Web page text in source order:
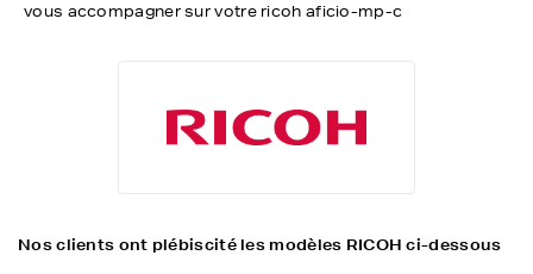
vous accompagner sur votre ricoh aficio-mp-c
Nos clients ont plébiscité les modèles RICOH ci-dessous